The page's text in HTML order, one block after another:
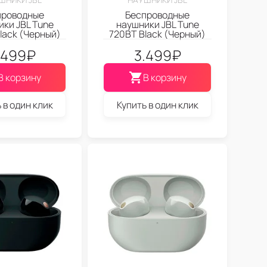
JBL Tune
(Черный)
₽
корзину
в один клик
Беспроводные
наушники JBL Tune
720BT Black (Черный)
3.499₽
В корзину
Купить в один клик